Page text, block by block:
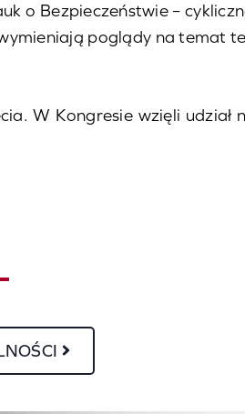
o Bezpieczeństwie –
poglądy na temat
W Kongresie wzięli udział